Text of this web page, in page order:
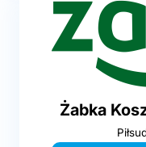
Żabka